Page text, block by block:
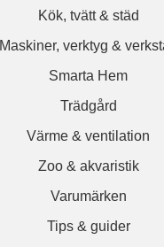
Kök, tvätt & städ
Maskiner, verktyg &
Smarta Hem
Trädgård
Värme & ventilation
Zoo & akvaristik
Varumärken
Tips & guider